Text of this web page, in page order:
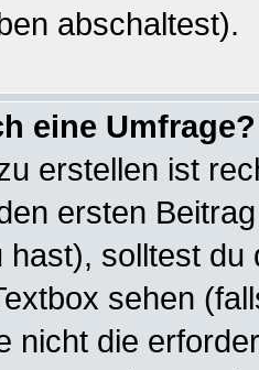
abschaltest).
eine Umfrage?
erstellen ist
ersten
hast), solltest
sehen
nicht die